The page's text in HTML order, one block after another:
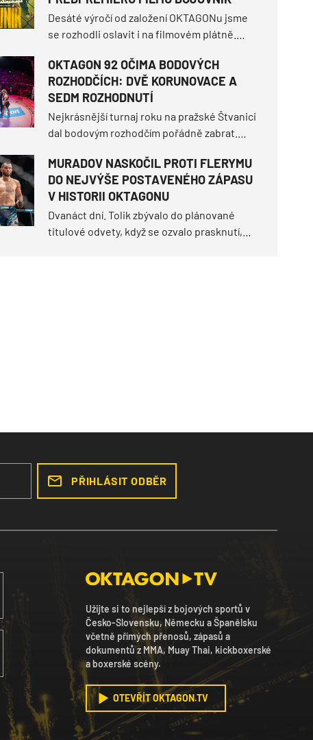
vstoupily do historie.
Desáté výročí od založení OKTAGONu jsme
se rozhodli oslavit i na filmovém plátně.
film z prostředí MMA – BOJOVNÍK, který 13.
srpna vstoupí do českých kin. Než se tak
stane, můžeš být mezi úplně prvními diváky.
OKTAGON 92 OČIMA BODOVÝCH
ROZHODČÍCH: DVĚ KORUNOVACE A
SEDM ROZHODNUTÍ
Nejkrásnější turnaj roku na pražské Štvanici
dal bodovým rozhodčím pořádně zabrat.
limitem, ale hned sedm z deseti duelů
muselo nakonec rozseknout skóre na
kartách.
MURADOV NASKOČIL PROTI FLERYMU
DO NEJVÝŠE POSTAVENÉHO ZÁPASU
V HISTORII OKTAGONU
Dvanáct dní. Tolik zbývalo do plánované
titulové odvety, když se ozvalo prasknutí,
PŘIHLÁSIT ODBĚR
Užijte si to nejlepší z bojových sportů v
Česko-Slovensku, Německu a Španělsku
včetně přímých přenosů, zápasů a
dokumentů z MMA, Muay Thai, kickboxerské
a boxerské scény.
OTEVŘÍT OKTAGON.TV